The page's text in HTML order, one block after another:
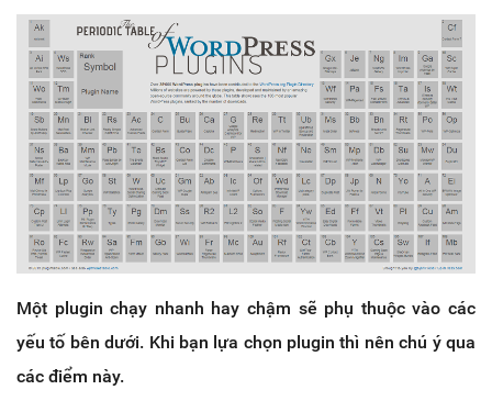
Một plugin chạy nhanh hay chậm sẽ phụ thuộc vào các
yếu tố bên dưới. Khi bạn lựa chọn plugin thì nên chú ý qua
các điểm này.